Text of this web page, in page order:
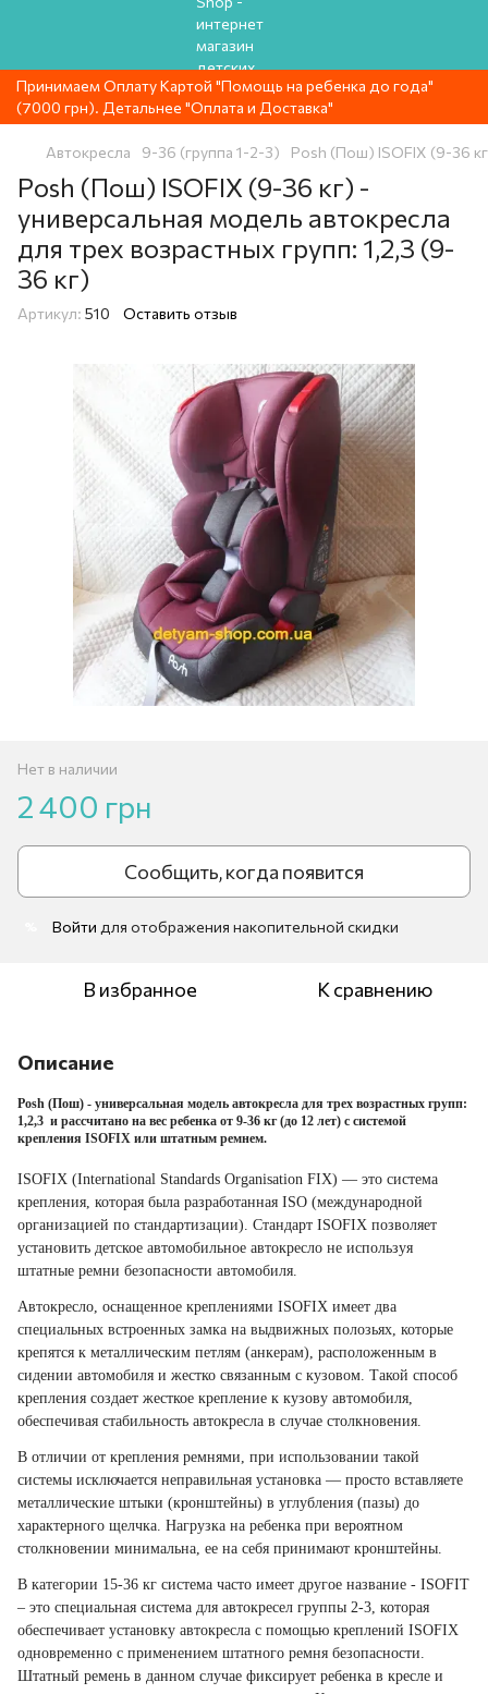
Принимаем Оплату Картой "Помощь на ребенка до года"
(7000 грн). Детальнее "Оплата и Доставка"
Автокресла 9-36 (группа 1-2-3) Posh (Пош) ISOFIX (9-36
Posh (Пош) ISOFIX (9-36 кг) -
универсальная модель автокресла
для трех возрастных групп: 1,2,3 (9-
36 кг)
Артикул: 510 Оставить отзыв
Нет в наличии
2 400 грн
Сообщить, когда появится
Войти для отображения накопительной скидки
В избранное К сравнению
Описание
Posh (Пош) - универсальная модель автокресла для трех возрастных групп:
1,2,3 и рассчитано на вес ребенка от 9-36 кг (до 12 лет) с системой
крепления ISOFIX или штатным ремнем.
ISOFIX (International Standards Organisation FIX) — это система
крепления, которая была разработанная ISO (международной
организацией по стандартизации). Стандарт ISOFIX позволяет
установить детское автомобильное автокресло не используя
штатные ремни безопасности автомобиля.
Автокресло, оснащенное креплениями ISOFIX имеет два
специальных встроенных замка на выдвижных полозьях, которые
крепятся к металлическим петлям (анкерам), расположенным в
сидении автомобиля и жестко связанным с кузовом. Такой способ
крепления создает жесткое крепление к кузову автомобиля,
обеспечивая стабильность автокресла в случае столкновения.
В отличии от крепления ремнями, при использовании такой
системы исключается неправильная установка — просто вставляете
металлические штыки (кронштейны) в углубления (пазы) до
характерного щелчка. Нагрузка на ребенка при вероятном
столкновении минимальна, ее на себя принимают кронштейны.
В категории 15-36 кг система часто имеет другое название - ISOFIT
– это специальная система для автокресел группы 2-3, которая
обеспечивает установку автокресла с помощью креплений ISOFIX
одновременно с применением штатного ремня безопасности.
Штатный ремень в данном случае фиксирует ребенка в кресле и